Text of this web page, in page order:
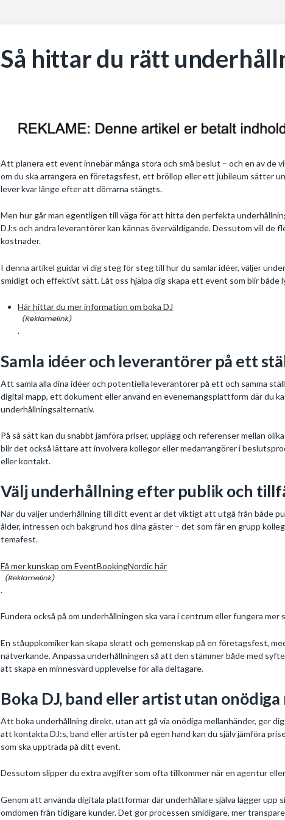
Så hittar du rätt
Att planera ett event innebär många stora och små beslut – och en av
om du ska arrangera en företagsfest, ett bröllop eller ett jubileum sätter
lever kvar länge efter att dörrarna stängts.
Men hur går man egentligen till väga för att hitta den perfekta
DJ:s och andra leverantörer kan kännas överväldigande. Dessutom vill de
kostnader.
I denna artikel guidar vi dig steg för steg till hur du samlar idéer, väljer
smidigt och effektivt sätt. Låt oss hjälpa dig skapa ett event som blir både
Här hittar du mer information om boka DJ
.
Samla idéer och leverantörer på ett
Att samla alla dina idéer och potentiella leverantörer på ett och samma
digital mapp, ett dokument eller använd en evenemangsplattform där du
underhållningsalternativ.
På så sätt kan du snabbt jämföra priser, upplägg och referenser mellan
blir det också lättare att involvera kollegor eller medarrangörer i
eller kontakt.
Välj underhållning efter publik och
När du väljer underhållning till ditt event är det viktigt att utgå från både
ålder, intressen och bakgrund hos dina gäster – det som får en grupp
temafest.
Få mer kunskap om EventBookingNordic här
.
Fundera också på om underhållningen ska vara i centrum eller fungera
En ståuppkomiker kan skapa skratt och gemenskap på en företagsfest,
nätverkande. Anpassa underhållningen så att den stämmer både med
att skapa en minnesvärd upplevelse för alla deltagare.
Boka DJ, band eller artist utan
Att boka underhållning direkt, utan att gå via onödiga mellanhänder, ger
att kontakta DJ:s, band eller artister på egen hand kan du själv jämföra
som ska uppträda på ditt event.
Dessutom slipper du extra avgifter som ofta tillkommer när en agentur
Genom att använda digitala plattformar där underhållare själva lägger
omdömen från tidigare kunder. Det gör processen smidigare, mer